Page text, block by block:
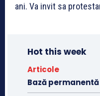
ani. Va invit sa
Hot this week
Articole
Bază permanentă